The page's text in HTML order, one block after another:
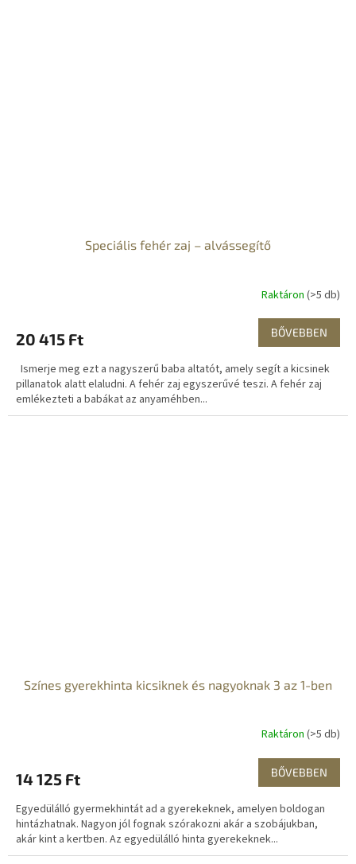
Speciális fehér zaj – alvássegítő
Raktáron (>5 db)
20 415 Ft BŐVEBBEN
Ismerje meg ezt a nagyszerű baba altatót, amely segít a kicsinek
pillanatok alatt elaludni. A fehér zaj egyszerűvé teszi. A fehér zaj
emlékezteti a babákat az anyaméhben...
Színes gyerekhinta kicsiknek és nagyoknak 3 az 1-ben
Raktáron (>5 db)
14 125 Ft BŐVEBBEN
Egyedülálló gyermekhintát ad a gyerekeknek, amelyen boldogan
hintázhatnak. Nagyon jól fognak szórakozni akár a szobájukban,
akár kint a kertben. Az egyedülálló hinta gyerekeknek...